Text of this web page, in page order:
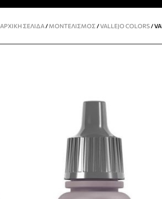
ΑΡΧΙΚΉ ΣΕΛΊΔΑ/ ΜΟΝΤΕΛΙΣΜΌΣ /VALLEJO COLORS/